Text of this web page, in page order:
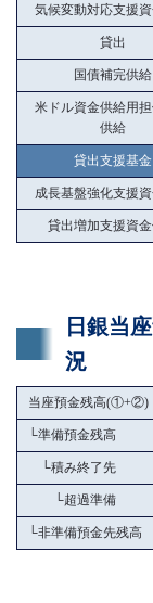
気候変動対応支援
貸出
国債補完供給
米ドル資金供給用
供給
貸出支援基金
成長基盤強化支援
貸出増加支援資
日銀当
況
当座預金残高(①+②)
└準備預金残高
└積み終了先
└超過準備
└非準備預金先残高